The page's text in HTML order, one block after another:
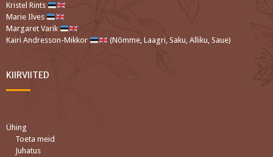
Kristel Rints
Marie Ilves
Margaret Varik
Kairi Andresson-Mikkor
(Nõmme, Laagri, Saku, Alliku, Saue)
KIIRVIITED
Ühing
Toeta meid
Juhatus